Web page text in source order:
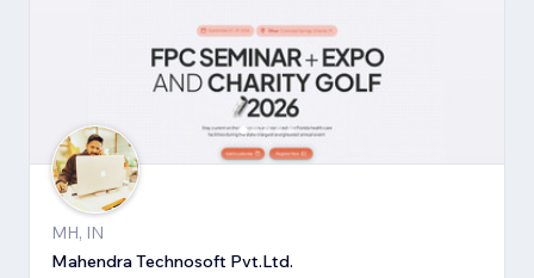
MH, IN
Mahendra Technosoft Pvt.Ltd.